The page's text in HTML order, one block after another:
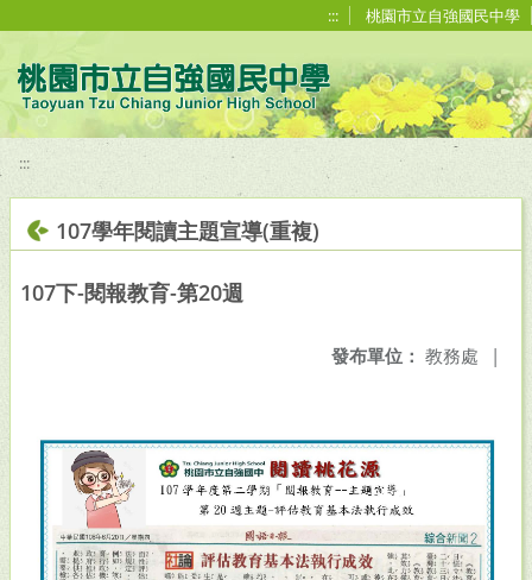
::: 桃園市立自強國民中學
:::
107學年閱讀主題宣導(重複)
107下-閱報教育-第20週
發布單位： 教務處 |